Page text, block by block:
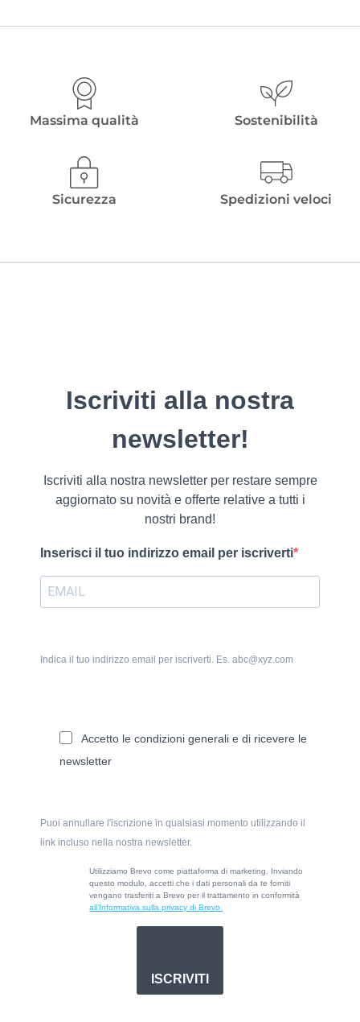
Massima qualità Sostenibilità
Sicurezza Spedizioni veloci
Iscriviti alla nostra
newsletter!
Iscriviti alla nostra newsletter per restare sempre
aggiornato su novità e offerte relative a tutti i
nostri brand!
Inserisci il tuo indirizzo email per iscriverti
Indica il tuo indirizzo email per iscriverti. Es. abc@xyz.com
Accetto le condizioni generali e di ricevere le
newsletter
Puoi annullare l'iscrizione in qualsiasi momento utilizzando il
link incluso nella nostra newsletter.
Utilizziamo Brevo come piattaforma di marketing. Inviando
questo modulo, accetti che i dati personali da te forniti
vengano trasferiti a Brevo per il trattamento in conformità
all’Informativa sulla privacy di Brevo.
ISCRIVITI